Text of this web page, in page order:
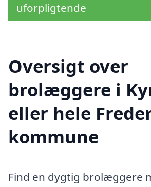
uforpligtende
Oversigt over
brolæggere i
eller hele
kommune
Find en dygtig brolæggere